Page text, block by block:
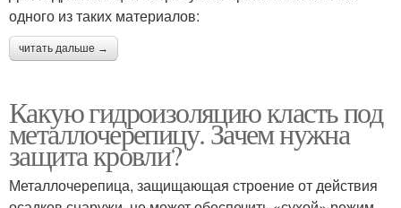
одного из таких материалов:
читать дальше →
Какую гидроизоляцию класть под
металлочерепицу. Зачем нужна
защита кровли?
Металлочерепица, защищающая строение от действия